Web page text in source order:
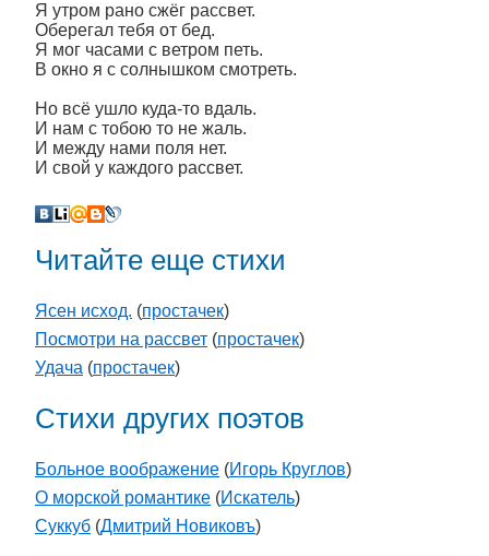
Я утром рано сжёг рассвет.
Оберегал тебя от бед.
Я мог часами с ветром петь.
В окно я с солнышком смотреть.
Но всё ушло куда-то вдаль.
И нам с тобою то не жаль.
И между нами поля нет.
И свой у каждого рассвет.
Читайте еще стихи
Ясен исход. (простачек)
Посмотри на рассвет (простачек)
Удача (простачек)
Стихи других поэтов
Больное воображение (Игорь Круглов)
О морской романтике (Искатель)
Суккуб (Дмитрий Новиковъ)